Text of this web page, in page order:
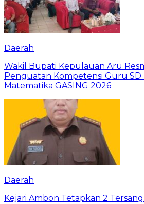
Daerah
Wakil Bupati Kepulauan Aru
Penguatan Kompetensi Guru
Matematika GASING 2026
Daerah
Kejari Ambon Tetapkan 2